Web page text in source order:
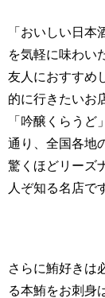
「おいしい日
を気軽に味わい
友人におすすめ
的に行きたいお
「吟醸くらうど
通り、全国各地
驚くほどリーズ
人ぞ知る名店で
さらに鮪好きは
る本鮪をお刺身